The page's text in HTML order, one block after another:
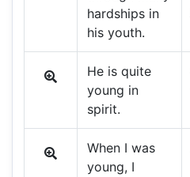
hardships in
his youth.
He is quite
young in
spirit.
When I was
young, I